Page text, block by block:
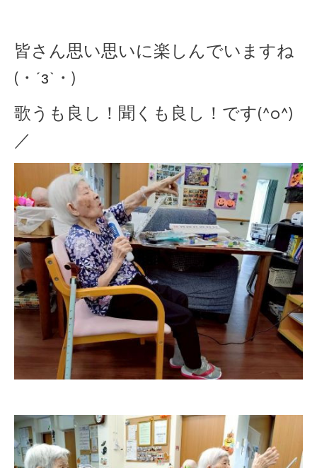
皆さん思い思いに楽しんでいますね
(・´з`・)
歌うも良し！聞くも良し！です(^o^)
／